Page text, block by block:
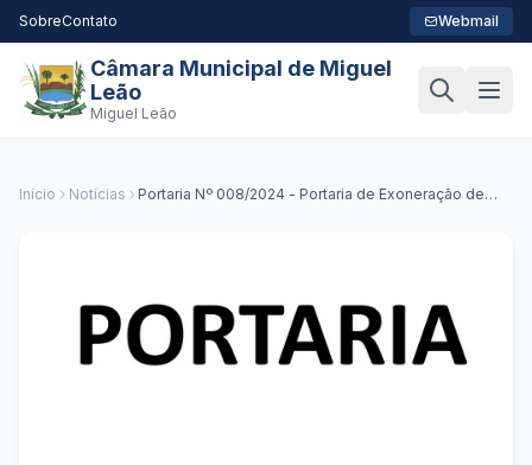
SobreContato Webmail
Câmara Municipal de Miguel
Leão
Miguel Leão
Início Notícias
Portaria Nº 008/2024 - Portaria de Exoneração de